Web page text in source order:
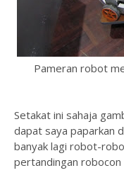
Pameran robot
Setakat ini sahaja
dapat saya paparkan
banyak lagi robot-
pertandingan robocon